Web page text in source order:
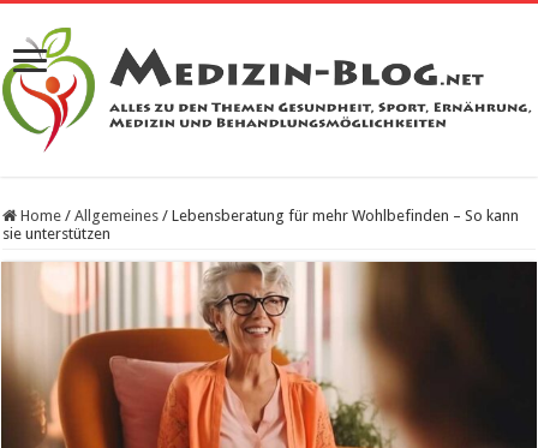
Home / Allgemeines / Lebensberatung für mehr Wohlbefinden – So kann
sie unterstützen